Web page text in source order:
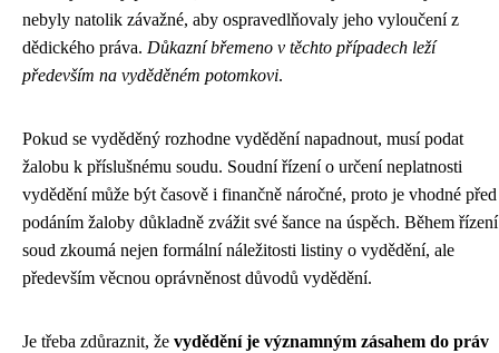
nebyly natolik závažné, aby ospravedlňovaly jeho vyloučení z
dědického práva. Důkazní břemeno v těchto případech leží
především na vyděděném potomkovi.
Pokud se vyděděný rozhodne vydědění napadnout, musí podat
žalobu k příslušnému soudu. Soudní řízení o určení neplatnosti
vydědění může být časově i finančně náročné, proto je vhodné před
podáním žaloby důkladně zvážit své šance na úspěch. Během řízení
soud zkoumá nejen formální náležitosti listiny o vydědění, ale
především věcnou oprávněnost důvodů vydědění.
Je třeba zdůraznit, že vydědění je významným zásahem do práv